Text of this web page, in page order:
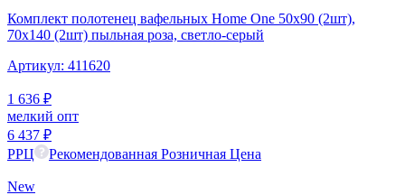
Комплект полотенец вафельных Home One 50х90 (2шт),
70х140 (2шт) пыльная роза, светло-серый
Артикул: 411620
1 636 ₽
мелкий опт
6 437 ₽
РРЦ
Рекомендованная Розничная Цена
New